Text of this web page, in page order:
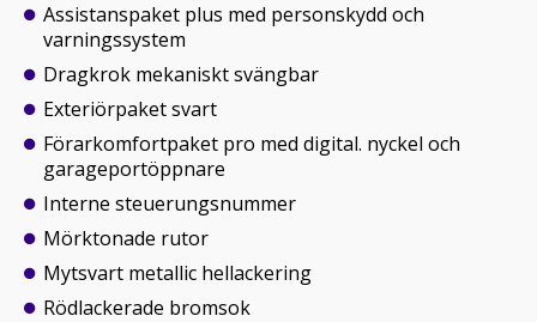
Assistanspaket plus med personskydd och
varningssystem
Dragkrok mekaniskt svängbar
Exteriörpaket svart
Förarkomfortpaket pro med digital. nyckel och
garageportöppnare
Interne steuerungsnummer
Mörktonade rutor
Mytsvart metallic hellackering
Rödlackerade bromsok